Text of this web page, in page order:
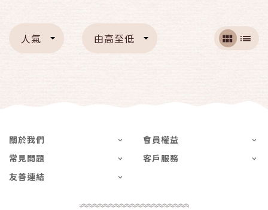
人氣 由高至低
關於我們
會員權益
常見問題
客戶服務
友善連結